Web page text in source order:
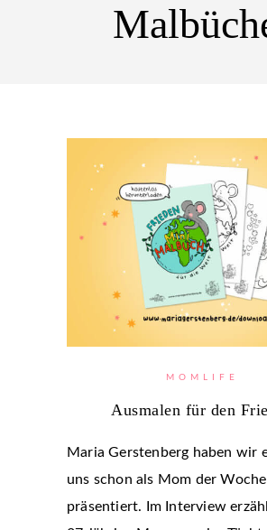
MOMLIFE
Ausmalen für den
Maria Gerstenberg haben wir
uns schon als Mom der Woche
präsentiert. Im Interview